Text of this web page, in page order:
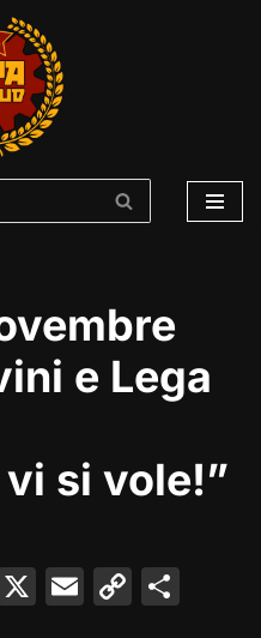
e Lega
si vole!”
X E C